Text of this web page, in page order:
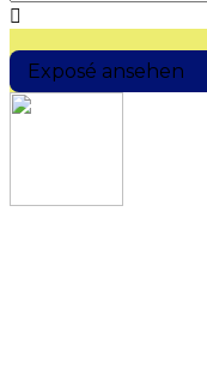

Exposé ansehen